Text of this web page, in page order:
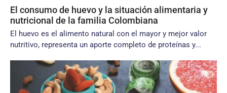
El consumo de huevo y la situación alimentaria y
nutricional de la familia Colombiana
El huevo es el alimento natural con el mayor y mejor valor
nutritivo, representa un aporte completo de proteínas y...